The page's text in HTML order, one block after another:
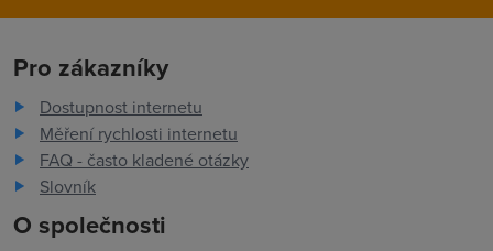
Pro zákazníky
Dostupnost internetu
Měření rychlosti internetu
FAQ - často kladené otázky
Slovník
O společnosti